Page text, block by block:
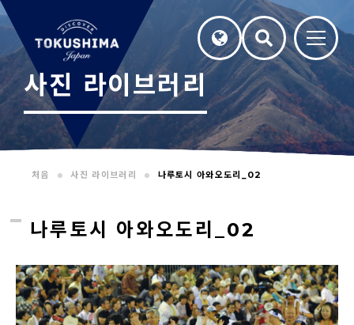
사진 라이브러리
처음 사진 라이브러리 나루토시 아와오도리_02
나루토시 아와오도리_02